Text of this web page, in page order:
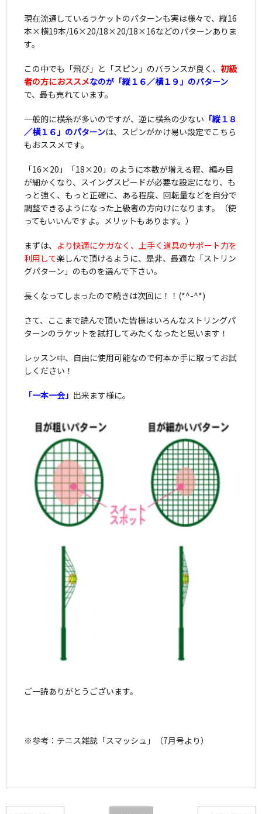
現在流通しているラケットのパターンも実は様々で、縦16
本×横19本/16×20/18×20/18×16などのパターンありま
す。
この中でも「飛び」と「スピン」のバランスが良く、 初級
者の方におススメなのが「縦１６／横１９」のパターン
で、最も売れています。
一般的に横糸が多いのですが、逆に横糸の少ない 「縦１８
／横１６」のパターンは、スピンがかけ易い設定でこちら
もおススメです。
「16×20」「18×20」のように本数が増える程、編み目
が細かくなり、スイングスピードが必要な設定になり、も
っと強く、もっと正確に、ある程度、回転量などを自分で
調整できるようになった上級者の方向けになります。（使
ってもいいんですよ。メリットもあります。）
まずは、 より快適にケガなく、上手く道具のサポート力を
利用して楽しんで頂けるように、是非、最適な「ストリン
グパターン」のものを選んで下さい。
長くなってしまったので続きは次回に！！(*^-^*)
さて、ここまで読んで頂いた皆様はいろんなストリングパ
ターンのラケットを試打してみたくなったと思います！
レッスン中、自由に使用可能なので何本か手に取ってお試
しください！
「一本一会」 出来ます様に。
ご一読ありがとうございます。
※参考：テニス雑誌「スマッシュ」（7月号より）